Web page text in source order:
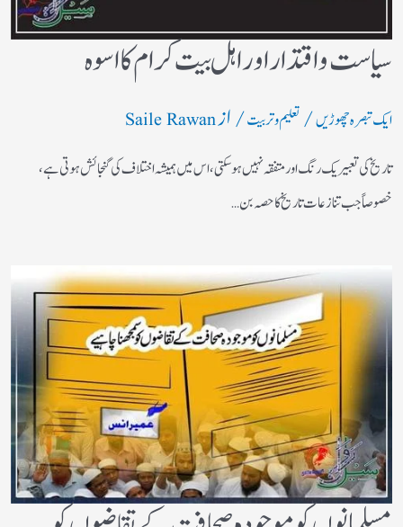
سیاست واقتدار اور اہل بیت کرام کا اسوہ
ایک تبصرہ چھوڑیں/ تعلیم و تربیت/ ازSaile Rawan
تاریخ کی تعبیر یک رنگ اور متفقہ نہیں ہو سکتی، اس میں ہمیشہ اختلاف کی گنجائش ہوتی ہے،
خصوصاً‌ جب تنازعات تاریخ کا حصہ بن…